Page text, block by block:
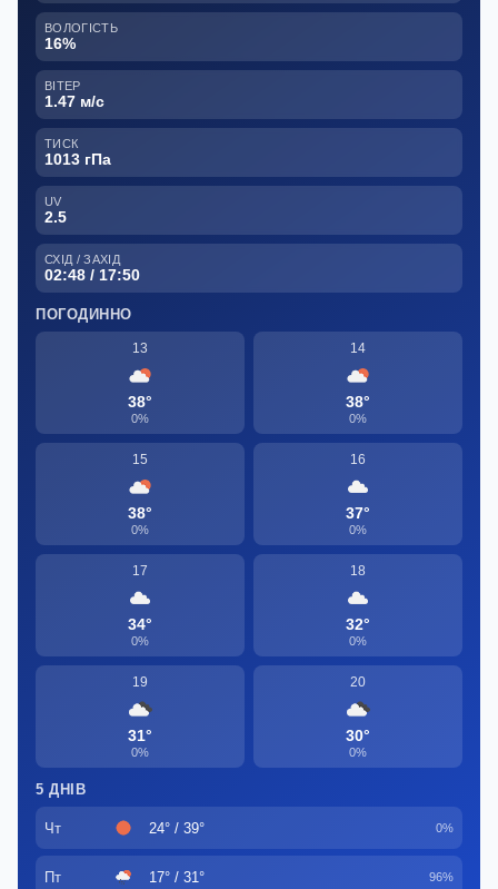
ВОЛОГІСТЬ
16%
ВІТЕР
1.47 м/с
ТИСК
1013 гПа
UV
2.5
СХІД / ЗАХІД
02:48 / 17:50
ПОГОДИННО
13
38°
0%
14
38°
0%
15
38°
0%
16
37°
0%
17
34°
0%
18
32°
0%
19
31°
0%
20
30°
0%
5 ДНІВ
Чт 24° / 39° 0%
Пт 17° / 31° 96%